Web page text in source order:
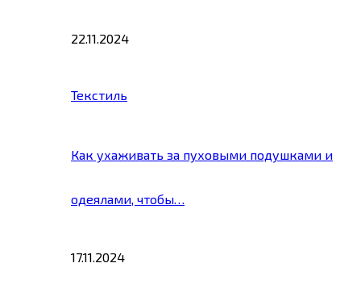
22.11.2024
Текстиль
Как ухаживать за пуховыми подушками и
одеялами, чтобы…
17.11.2024